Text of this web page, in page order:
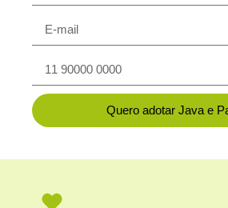
Quero adotar Java e